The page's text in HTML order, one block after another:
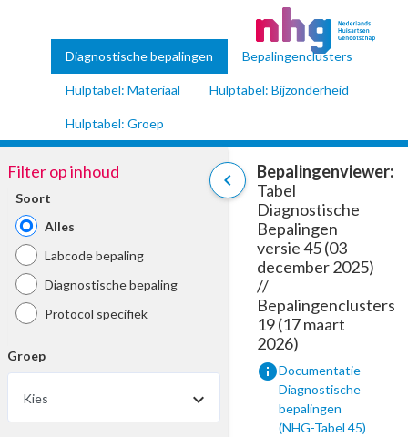
Diagnostische bepalingen Bepalingenclusters
Hulptabel: Materiaal Hulptabel: Bijzonderheid
Hulptabel: Groep
chevron_left
Filter op inhoud
Soort
Alles
Labcode bepaling
Diagnostische bepaling
Protocol specifiek
Groep
Kies
Bepalingenviewer:
Tabel
Diagnostische
Bepalingen
versie 45 (03
december 2025)
//
Bepalingenclusters
19 (17 maart
2026)
infoDocumentatie
Diagnostische
bepalingen
(NHG-Tabel 45)